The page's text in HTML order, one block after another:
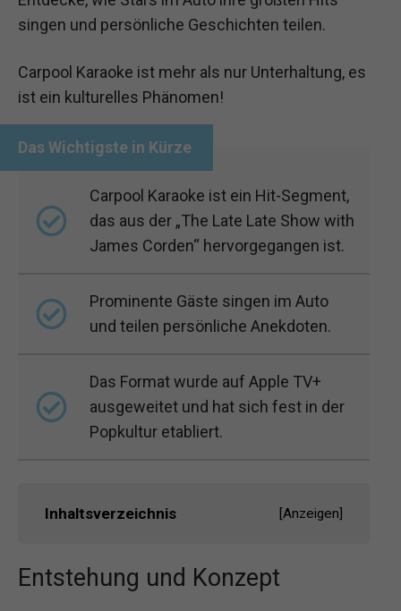
singen und persönliche Geschichten teilen.
Carpool Karaoke ist mehr als nur Unterhaltung, es
ist ein kulturelles Phänomen!
Carpool Karaoke ist ein Hit-Segment,
das aus der „The Late Late Show with
James Corden“ hervorgegangen ist.
Prominente Gäste singen im Auto
und teilen persönliche Anekdoten.
Das Format wurde auf Apple TV+
ausgeweitet und hat sich fest in der
Popkultur etabliert.
Inhaltsverzeichnis [Anzeigen]
Entstehung und Konzept